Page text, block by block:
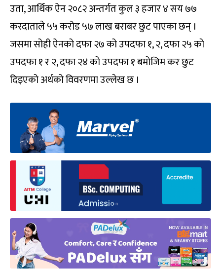
उता, आर्थिक ऐन २०८२ अन्तर्गत कुल ३ हजार ४ सय ७७
करदाताले ५५ करोड ५७ लाख बराबर छुट पाएका छन् ।
जसमा सोही ऐनको दफा २७ को उपदफा १, २, दफा २५ को
उपदफा १ र २, दफा २४ को उपदफा १ बमोजिम कर छुट
दिइएको अर्थको विवरणमा उल्लेख छ ।